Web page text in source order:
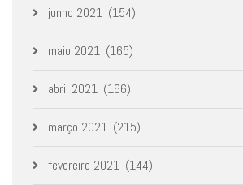
junho 2021 (154)
maio 2021 (165)
abril 2021 (166)
março 2021 (215)
fevereiro 2021 (144)